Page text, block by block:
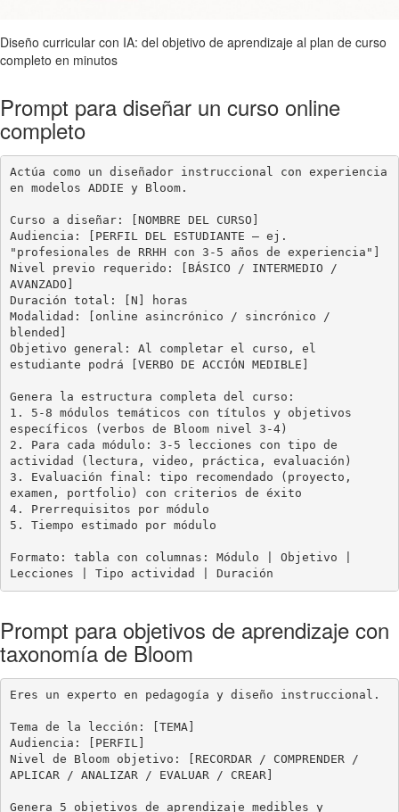
Diseño curricular con IA: del objetivo de aprendizaje al plan de curso
completo en minutos
Prompt para diseñar un curso online
completo
Actúa como un diseñador instruccional con experiencia
en modelos ADDIE y Bloom.
Curso a diseñar: [NOMBRE DEL CURSO]
Audiencia: [PERFIL DEL ESTUDIANTE — ej.
"profesionales de RRHH con 3-5 años de experiencia"]
Nivel previo requerido: [BÁSICO / INTERMEDIO /
AVANZADO]
Duración total: [N] horas
Modalidad: [online asincrónico / sincrónico /
blended]
Objetivo general: Al completar el curso, el
estudiante podrá [VERBO DE ACCIÓN MEDIBLE]
Genera la estructura completa del curso:
1. 5-8 módulos temáticos con títulos y objetivos
específicos (verbos de Bloom nivel 3-4)
2. Para cada módulo: 3-5 lecciones con tipo de
actividad (lectura, video, práctica, evaluación)
3. Evaluación final: tipo recomendado (proyecto,
examen, portfolio) con criterios de éxito
4. Prerrequisitos por módulo
5. Tiempo estimado por módulo
Formato: tabla con columnas: Módulo | Objetivo |
Lecciones | Tipo actividad | Duración
Prompt para objetivos de aprendizaje con
taxonomía de Bloom
Eres un experto en pedagogía y diseño instruccional.
Tema de la lección: [TEMA]
Audiencia: [PERFIL]
Nivel de Bloom objetivo: [RECORDAR / COMPRENDER /
APLICAR / ANALIZAR / EVALUAR / CREAR]
Genera 5 objetivos de aprendizaje medibles y